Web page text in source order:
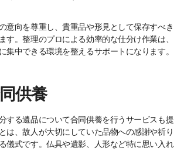
意向を尊重し、貴重品や形見として保存すべき
す。整理のプロによる効率的な仕分け作業は、
集中できる環境を整えるサポートになります。
供養
する遺品について合同供養を行うサービスも提
は、故人が大切にしていた品物への感謝や祈り
儀式です。仏具や遺影、人形など特に思い入れ